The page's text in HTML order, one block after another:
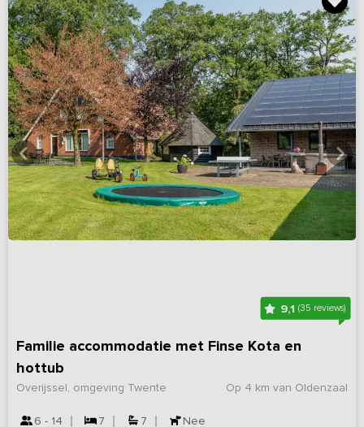
9,1(35 reviews)
Familie accommodatie met Finse Kota en
hottub
Op 4 km van Oldenzaal
Overijssel, omgeving Twente
6 - 14 7 7 Nee